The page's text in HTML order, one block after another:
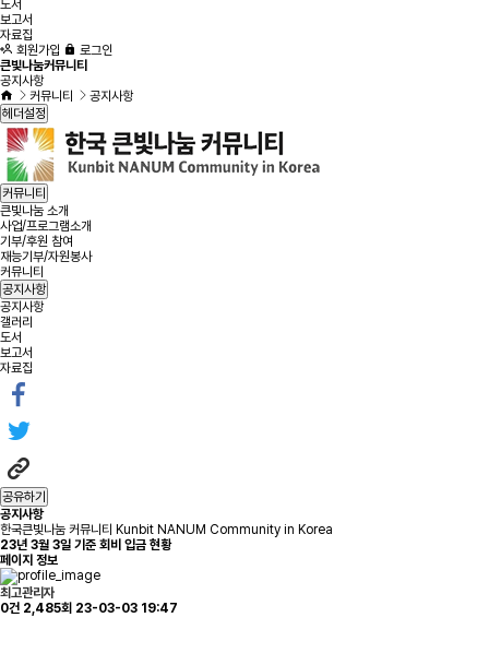
도서
보고서
자료집
회원가입
로그인
큰빛나눔커뮤니티
공지사항
커뮤니티
공지사항
헤더설정
커뮤니티
큰빛나눔 소개
사업/프로그램소개
기부/후원 참여
재능기부/자원봉사
커뮤니티
공지사항
공지사항
갤러리
도서
보고서
자료집
공유하기
공지사항
한국큰빛나눔 커뮤니티 Kunbit NANUM Community in Korea
23년 3월 3일 기준 회비 입금 현황
페이지 정보
최고관리자
0건 2,485회 23-03-03 19:47